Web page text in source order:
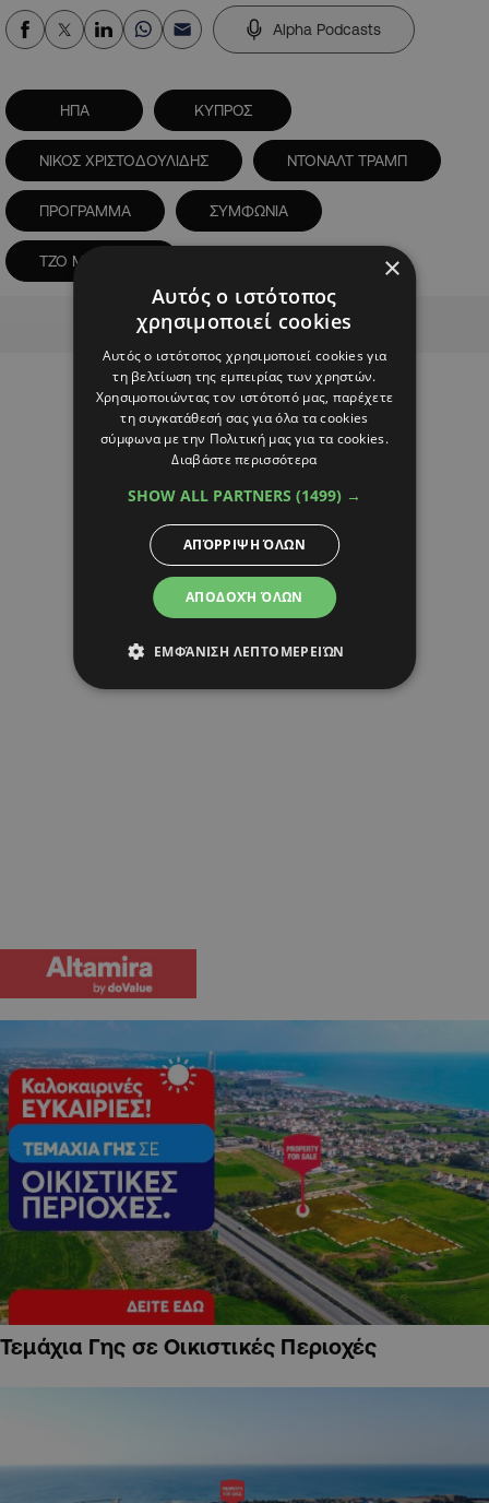
Alpha Podcasts
ΗΠΑ ΚΥΠΡΟΣ
ΝΙΚΟΣ ΧΡΙΣΤΟΔΟΥΛΙΔΗΣ ΝΤΟΝΑΛΤ ΤΡΑΜΠ
ΠΡΟΓΡΑΜΜΑ ΣΥΜΦΩΝΙΑ
ΤΖΟ ΜΠΑΙΝΤΕΝ
Advertisement
Τεμάχια Γης σε Οικιστικές Περιοχές
×
Αυτός ο ιστότοπος
χρησιμοποιεί cookies
Αυτός ο ιστότοπος χρησιμοποιεί cookies για
τη βελτίωση της εμπειρίας των χρηστών.
Χρησιμοποιώντας τον ιστότοπό μας, παρέχετε
τη συγκατάθεσή σας για όλα τα cookies
σύμφωνα με την Πολιτική μας για τα cookies.
Διαβάστε περισσότερα
SHOW ALL PARTNERS (1499) →
ΑΠΟΔΟΧΉ ΌΛΩΝ
ΑΠΌΡΡΙΨΗ ΌΛΩΝ
ΕΜΦΆΝΙΣΗ ΛΕΠΤΟΜΕΡΕΙΏΝ